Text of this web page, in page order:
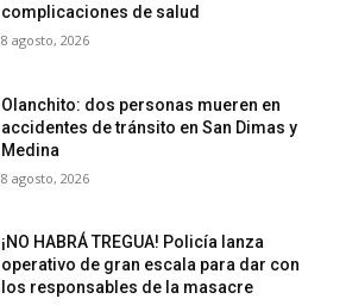
complicaciones de salud
8 agosto, 2026
Olanchito: dos personas mueren en
accidentes de tránsito en San Dimas y
Medina
8 agosto, 2026
¡NO HABRÁ TREGUA! Policía lanza
operativo de gran escala para dar con
los responsables de la masacre